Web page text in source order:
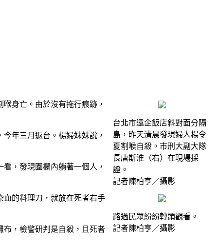
台北市遠企飯店斜對面分隔
島，昨天清晨發現婦人楊令
夏割喉自殺。市刑大副大隊
長唐斯淮（右）在現場採
證。
記者陳柏亨／攝影
身亡。由於沒有拖行痕跡，
年三月返台。楊婦妹妹說，
，發現圍欄內躺著一個人，
路過民眾紛紛轉頭觀看。
記者陳柏亨／攝影
血的料理刀，就放在死者右手
布，檢警研判是自殺，且死者